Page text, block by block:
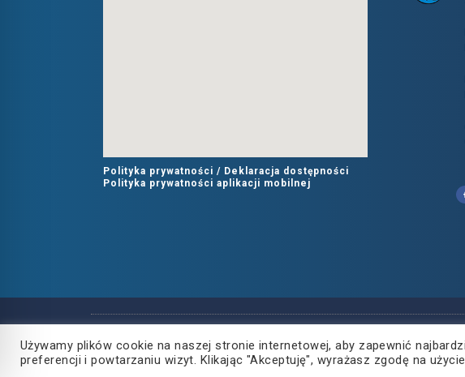
Polityka prywatności / Deklaracja dostępności
Polityka prywatności aplikacji mobilnej
Copyright2021©
Powiat Rzeszowski
Używamy plików cookie na naszej stronie internetowej, aby zapewnić
preferencji i powtarzaniu wizyt. Klikając "Akceptuję", wyrażasz zgodę na użycie